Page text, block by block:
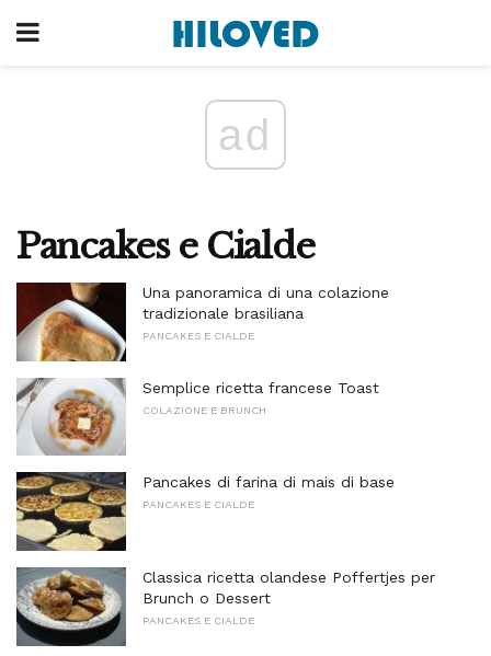
ad
Pancakes e Cialde
Una panoramica di una colazione
tradizionale brasiliana
PANCAKES E CIALDE
Semplice ricetta francese Toast
COLAZIONE E BRUNCH
Pancakes di farina di mais di base
PANCAKES E CIALDE
Classica ricetta olandese Poffertjes per
Brunch o Dessert
PANCAKES E CIALDE